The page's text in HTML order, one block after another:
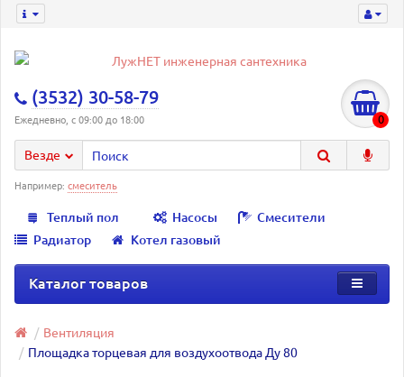
(3532) 30-58-79
Ежедневно, с 09:00 до 18:00 0
Везде
Например: смеситель
Теплый пол Насосы
Смесители
Радиатор
Котел газовый
Каталог товаров
Вентиляция
Площадка торцевая для воздухоотвода Ду 80